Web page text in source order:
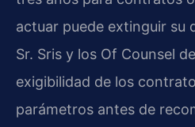
actuar puede extinguir su
Sr. Sris y los Of Counsel
exigibilidad de los
parámetros antes de